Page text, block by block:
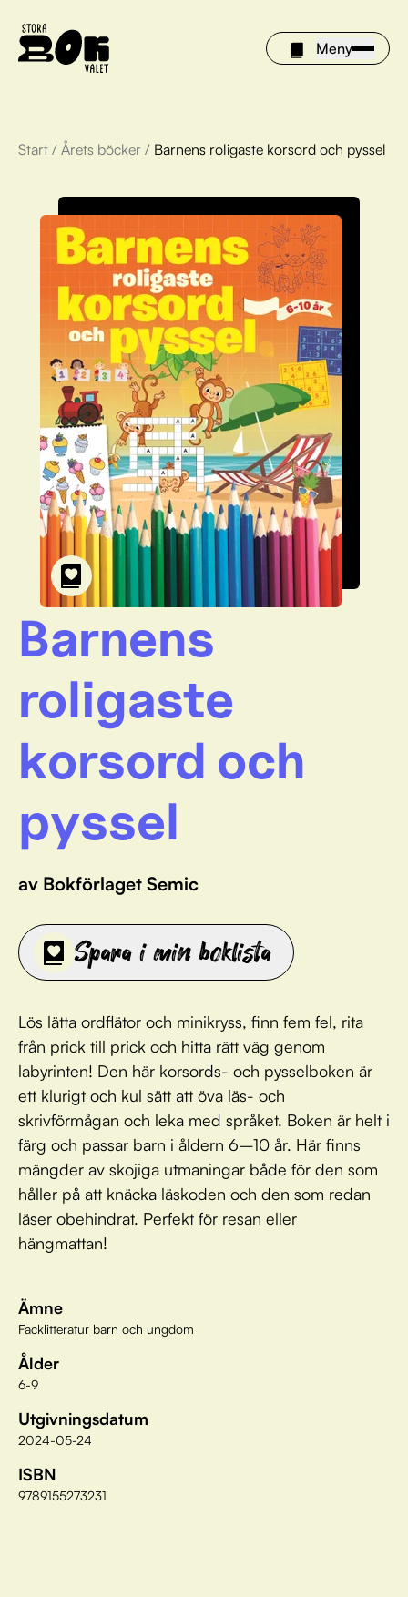
Meny
Årets böcker
Om Stora bokvalet
Olivia tipsar
Vinnare
FAQ
För bibliotek
Start / Årets böcker / Barnens roligaste korsord och pyssel
Barnens
roligaste
korsord och
pyssel
av Bokförlaget Semic
Spara i min boklista
Lös lätta ordflätor och minikryss, finn fem fel, rita
från prick till prick och hitta rätt väg genom
labyrinten! Den här korsords- och pysselboken är
ett klurigt och kul sätt att öva läs- och
skrivförmågan och leka med språket. Boken är helt i
färg och passar barn i åldern 6–10 år. Här finns
mängder av skojiga utmaningar både för den som
håller på att knäcka läskoden och den som redan
läser obehindrat. Perfekt för resan eller
hängmattan!
Ämne
Facklitteratur barn och ungdom
Ålder
6-9
Utgivningsdatum
2024-05-24
ISBN
9789155273231